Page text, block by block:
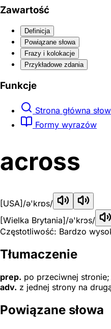
Zawartość
Definicja
Powiązane słowa
Frazy i kolokacje
Przykładowe zdania
Funkcje
Strona główna
Formy wyrazów
across
[USA] /ə'krɒs/
[Wielka Brytania]/ə'krɔs/
Częstotliwość: Bardzo
Tłumaczenie
prep. po przeciwnej
adv. z jednej strony na
Powiązane słowa